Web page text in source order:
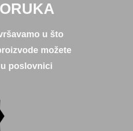
u što
možete
poslovnici